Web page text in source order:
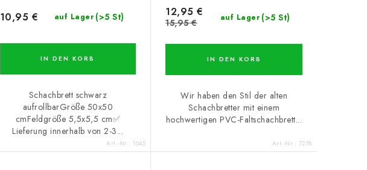
auf Lager (>5 St)
10,95 €
IN DEN KORB
Schachbrett schwarz
aufrollbarGröße 50x50
cmFeldgröße 5,5x5,5 cm✅
Lieferung innerhalb von 2-3...
Art.-Nr.: 1045
auf Lager (>5 St)
12,95 €
15,95 €
IN DEN KORB
Wir haben den Stil der alten
Schachbretter mit einem
hochwertigen PVC-Faltschachbrett...
Art.-Nr.: 7278